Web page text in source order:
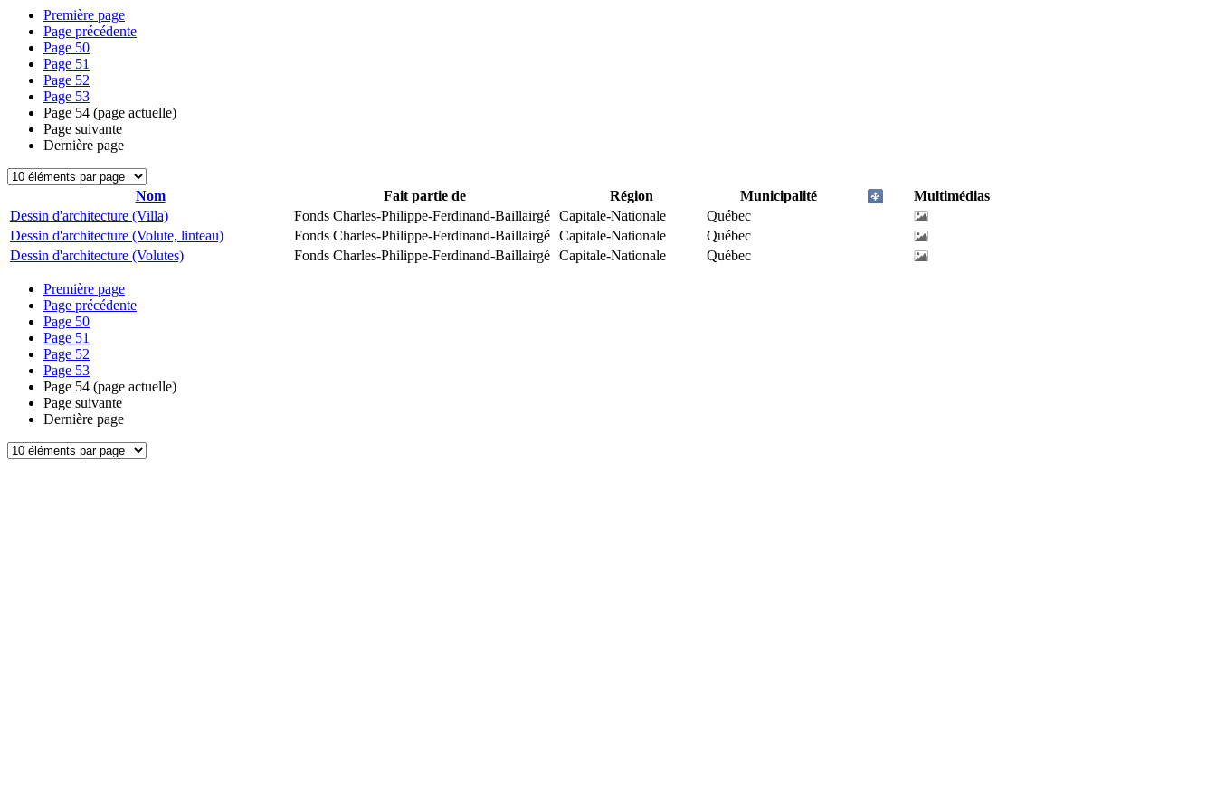
Première page
Page précédente
Page 50
Page 51
Page 52
Page 53
Page 54 (page actuelle)
Page suivante
Dernière page
Nom Fait partie de Région Municipalité
Multimédias
Dessin d'architecture (Villa)
Fonds Charles-Philippe-Ferdinand-Baillairgé Capitale-Nationale
Québec
Dessin d'architecture (Volute, linteau)
Fonds Charles-Philippe-Ferdinand-Baillairgé Capitale-Nationale
Québec
Dessin d'architecture (Volutes)
Fonds Charles-Philippe-Ferdinand-Baillairgé Capitale-Nationale Québec
Première page
Page précédente
Page 50
Page 51
Page 52
Page 53
Page 54 (page actuelle)
Page suivante
Dernière page